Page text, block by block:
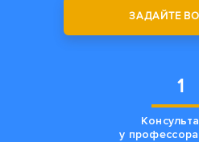
1
у
ЗАДАЙТЕ